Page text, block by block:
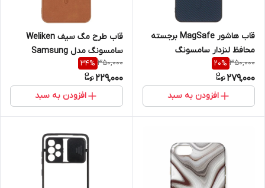
قاب هاشور MagSafe برجسته
محافظ لنزدار سامسونگ
Samsung Galaxy A16
350,000
20%
279,000
افزودن به سبد
قاب طرح مگ سیف Weliken
سامسونگ مدل Samsung
Galaxy A17 / A26
350,000
34%
229,000
افزودن به سبد